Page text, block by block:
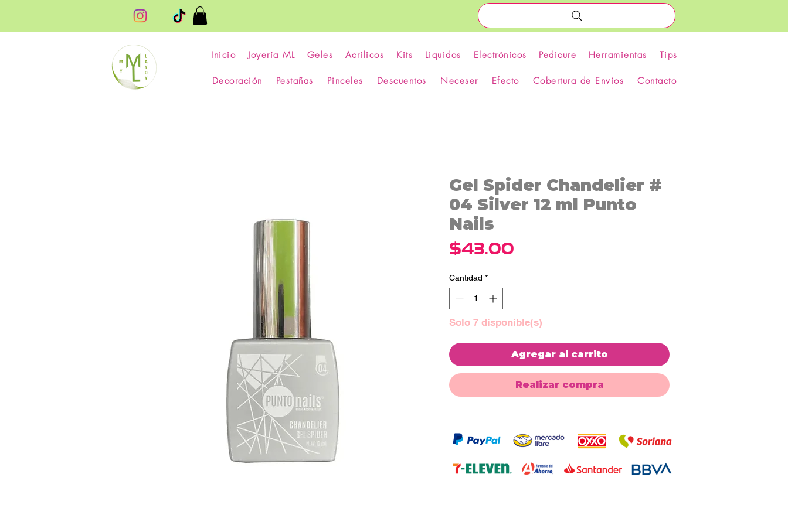
Inicio Joyería ML Geles Acrilicos Kits Liquidos Electrónicos Pedicure Herramientas Tips
Decoración Pestañas Pinceles Descuentos Neceser Efecto Cobertura de Envíos Contacto
Gel Spider Chandelier #
04 Silver 12 ml Punto
Nails
$43.00
Cantidad *
Solo 7 disponible(s)
Agregar al carrito
Realizar compra